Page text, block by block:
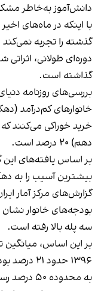
دانش‌آموز به‌خاطر
با اینکه در ماه‌های
گذشته را تجربه
دوره‌ای طولانی،
گذاشته است.
بررسی‌های روزنامه
خانوارهای کم‌درآمد
خرید خوراکی می‌کنند
دهم) ۲۰ درصد است.
بر اساس یافته‌های این
بیشترین آسیب را به
گزارش‌های مرکز‌ آمار
بودجه‌های خانوار
سه پله بالا رفته است.
به محدوده ۵۰ درصد رسیده است.